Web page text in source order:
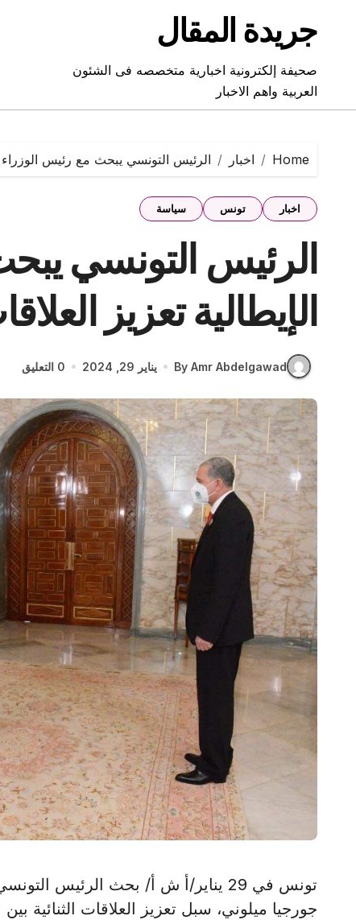
contentجريدة المقال
صحيفة إلكترونية اخبارية متخصصه فى الشئون
العربية واهم الاخبار
Home اخبار الرئيس التونسي يبحث مع رئيس الوزراء
اخبار تونس سياسة
الرئيس التونسي
الإيطالية تعزيز
By Amr Abdelgawad يناير 29, 2024 0 التعليق
تونس في 29 يناير/أ ش أ/ بحث الرئيس
جورجيا ميلوني، سبل تعزيز العلاقات الثنائية